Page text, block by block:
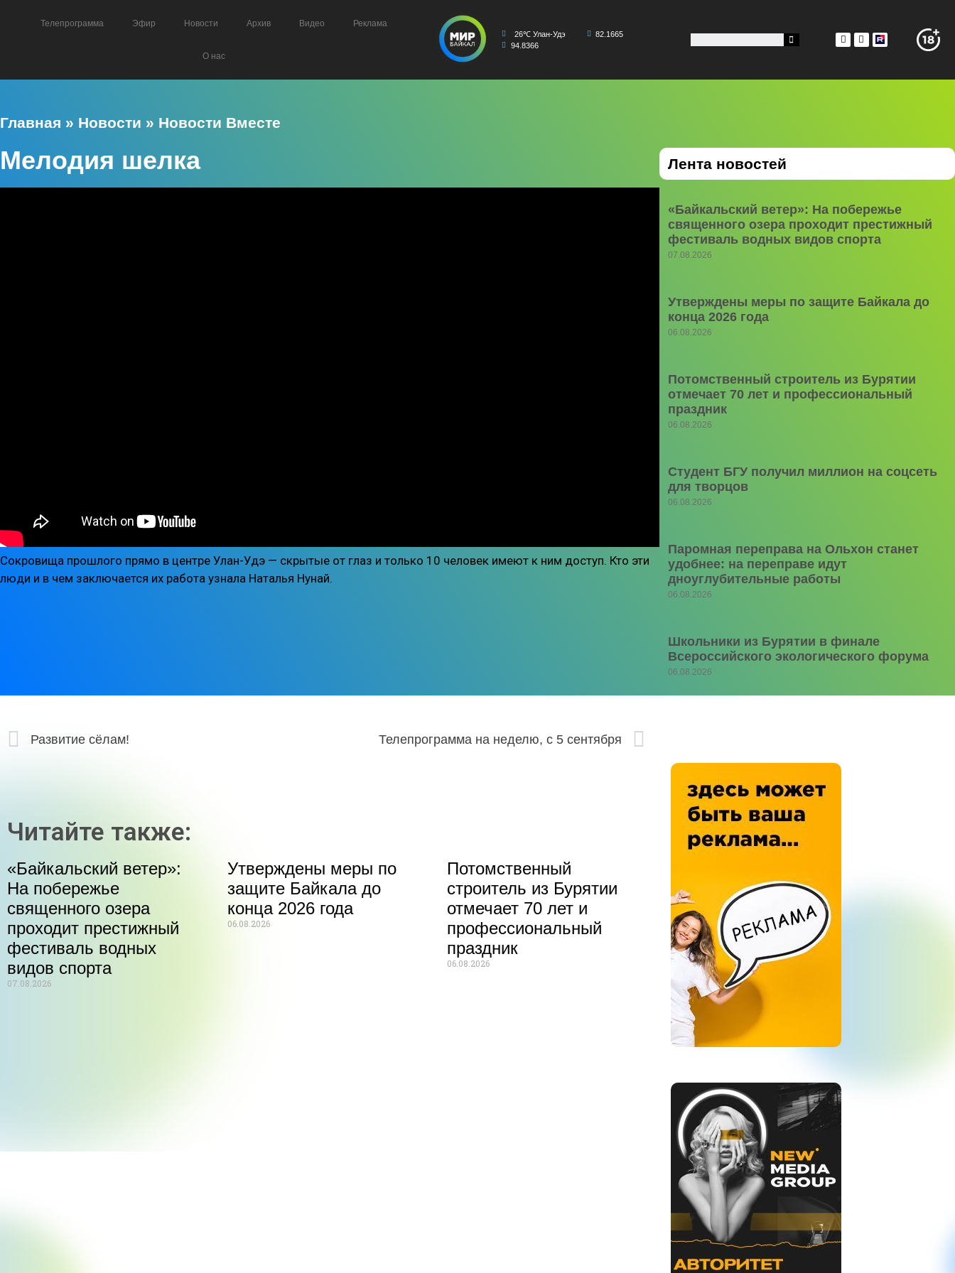
Телепрограмма Эфир Новости Архив Видео Реклама
О нас
26℃ Улан-Удэ
82.1665
94.8366
Главная » Новости » Новости Вместе
Мелодия шелка
Сокровища прошлого прямо в центре Улан-Удэ — скрытые от глаз и только 10 человек имеют к ним доступ. Кто эти
люди и в чем заключается их работа узнала Наталья Нунай.
Лента новостей
«Байкальский ветер»: На побережье
священного озера проходит престижный
фестиваль водных видов спорта
07.08.2026
Утверждены меры по защите Байкала до
конца 2026 года
06.08.2026
Потомственный строитель из Бурятии
отмечает 70 лет и профессиональный
праздник
06.08.2026
Студент БГУ получил миллион на соцсеть
для творцов
06.08.2026
Паромная переправа на Ольхон станет
удобнее: на переправе идут
дноуглубительные работы
06.08.2026
Школьники из Бурятии в финале
Всероссийского экологического форума
06.08.2026
Развитие сёлам! Телепрограмма на неделю, с 5 сентября
Читайте также:
«Байкальский ветер»:
На побережье
священного озера
проходит престижный
фестиваль водных
видов спорта
07.08.2026
Утверждены меры по
защите Байкала до
конца 2026 года
06.08.2026
Потомственный
строитель из Бурятии
отмечает 70 лет и
профессиональный
праздник
06.08.2026